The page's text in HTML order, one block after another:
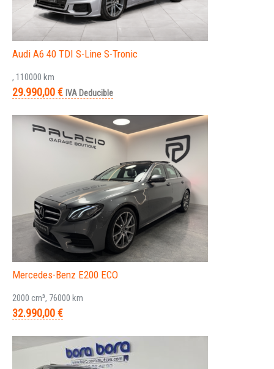
Audi A6 40 TDI S-Line S-Tronic
, 110000 km
29.990,00 € IVA Deducible
Mercedes-Benz E200 ECO
2000 cm³, 76000 km
32.990,00 €